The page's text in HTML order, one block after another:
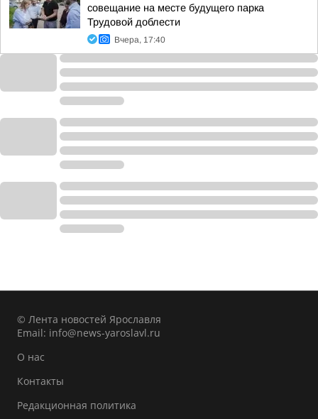
совещание на месте будущего парка
Трудовой доблести
Вчера, 17:40
© Лента новостей Ярославля
Email: info@news-yaroslavl.ru
О нас
Контакты
Редакционная политика